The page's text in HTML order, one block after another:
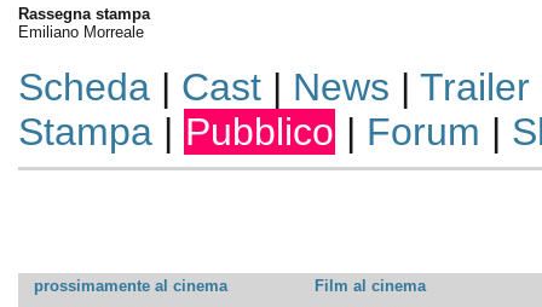
Rassegna stampa
Emiliano Morreale
Scheda| Cast| News | Trailer
Stampa| Pubblico | Forum |
prossimamente al cinema
Film al cinema